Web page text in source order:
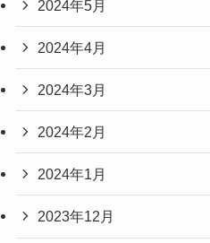
2024年5月
2024年4月
2024年3月
2024年2月
2024年1月
2023年12月